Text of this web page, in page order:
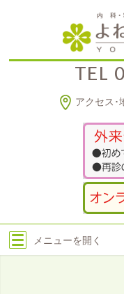
TEL
アクセス･
メニューを開く